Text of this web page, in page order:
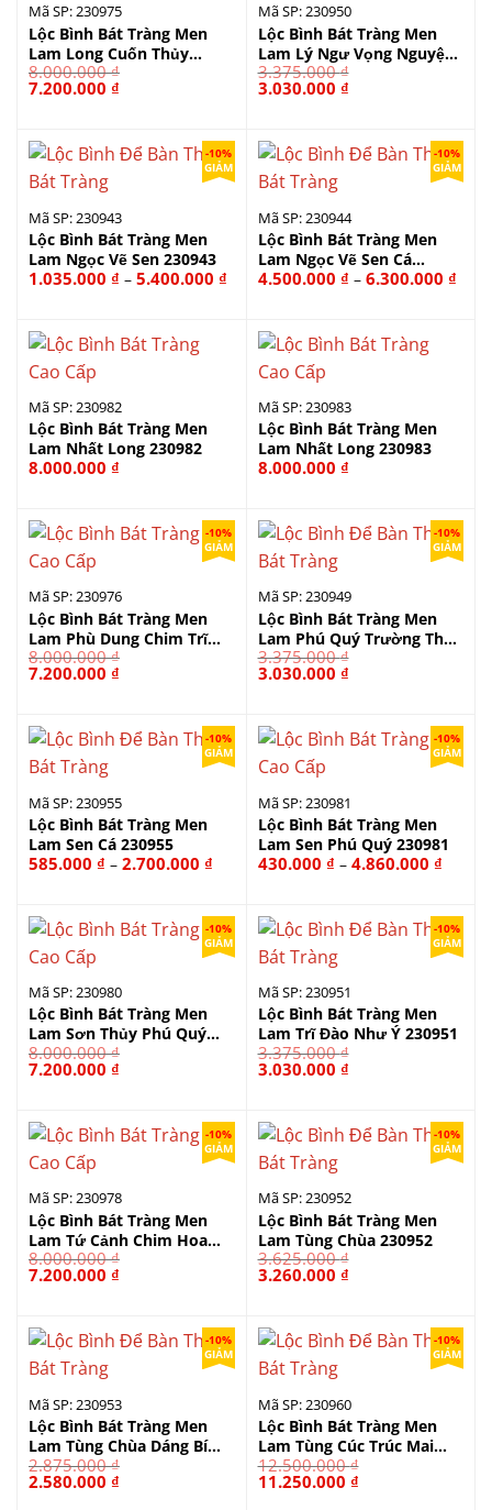
Mã SP: 230975
Lộc Bình Bát Tràng Men
Lam Long Cuốn Thủy
230975
8.000.000₫
Giá
gốc
7.200.000 ₫
7.200.000 ₫.
Mã SP: 230950
Lộc Bình Bát Tràng Men
Lam Lý Ngư Vọng Nguyệt
230950
3.375.000₫
Giá
gốc
3.030.000 ₫Giá
3.030.000 ₫.
-10%
GIẢM
Mã SP: 230943
Lộc Bình Bát Tràng Men
Lam Ngọc Vẽ Sen 230943
1.035.000 ₫ – 5.400.000 ₫ Khoảng
5.400.000 ₫
-10%
GIẢM
Mã SP: 230944
Lộc Bình Bát Tràng Men
Lam Ngọc Vẽ Sen Cá
230944
4.500.000 ₫ – 6.300.000 ₫
giá:
Mã SP: 230982
Lộc Bình Bát Tràng Men
Lam Nhất Long 230982
8.000.000 ₫
Mã SP: 230983
Lộc Bình Bát Tràng Men
Lam Nhất Long 230983
8.000.000 ₫
-10%
GIẢM
Mã SP: 230976
Lộc Bình Bát Tràng Men
Lam Phù Dung Chim Trĩ
230976
8.000.000₫
Giá
gốc
7.200.000 ₫
7.200.000 ₫.
-10%
GIẢM
Mã SP: 230949
Lộc Bình Bát Tràng Men
Lam Phú Quý Trường Thọ
230949
3.375.000₫
Giá
gốc
3.030.000 ₫Giá
3.030.000 ₫.
-10%
GIẢM
Mã SP: 230955
Lộc Bình Bát Tràng Men
Lam Sen Cá 230955
585.000 ₫ – 2.700.000 ₫ Khoảng
đến
2.700.000 ₫
-10%
GIẢM
Mã SP: 230981
Lộc Bình Bát Tràng Men
Lam Sen Phú Quý 230981
430.000 ₫ – 4.860.000 ₫
giá:
đến
-10%
GIẢM
Mã SP: 230980
Lộc Bình Bát Tràng Men
Lam Sơn Thủy Phú Quý
Trường Thọ 230980
8.000.000₫
Giá
gốc
7.200.000 ₫
7.200.000 ₫.
-10%
GIẢM
Mã SP: 230951
Lộc Bình Bát Tràng Men
Lam Trĩ Đào Như Ý 230951
3.375.000₫
Giá
gốc
3.030.000 ₫Giá
hiện
3.030.000 ₫.
-10%
GIẢM
Mã SP: 230978
Lộc Bình Bát Tràng Men
Lam Tứ Cảnh Chim Hoa
230978
8.000.000₫
Giá
gốc
7.200.000 ₫
7.200.000 ₫.
-10%
GIẢM
Mã SP: 230952
Lộc Bình Bát Tràng Men
Lam Tùng Chùa 230952
3.625.000₫
Giá
gốc
3.260.000 ₫Giá
3.260.000 ₫.
-10%
GIẢM
Mã SP: 230953
Lộc Bình Bát Tràng Men
Lam Tùng Chùa Dáng Bí
230953
2.875.000₫
Giá
gốc
2.580.000 ₫
-10%
GIẢM
Mã SP: 230960
Lộc Bình Bát Tràng Men
Lam Tùng Cúc Trúc Mai
230960
12.500.000₫
Giá
gốc
11.250.000 ₫Giá
hiện